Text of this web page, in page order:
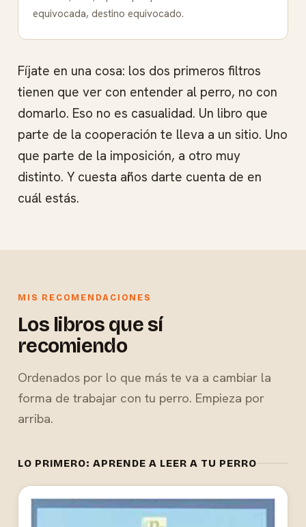
equivocada, destino equivocado.
Fíjate en una cosa: los dos primeros filtros
tienen que ver con entender al perro, no con
domarlo. Eso no es casualidad. Un libro que
parte de la cooperación te lleva a un sitio. Uno
que parte de la imposición, a otro muy
distinto. Y cuesta años darte cuenta de en
cuál estás.
MIS RECOMENDACIONES
Los libros que sí
recomiendo
Ordenados por lo que más te va a cambiar la
forma de trabajar con tu perro. Empieza por
arriba.
LO PRIMERO: APRENDE A LEER A TU PERRO